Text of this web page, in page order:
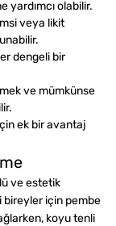
yardımcı olabilir.
veya likit
dengeli bir
ve mümkünse
ek bir avantaj
ve estetik
bireyler için pembe
koyu tenli